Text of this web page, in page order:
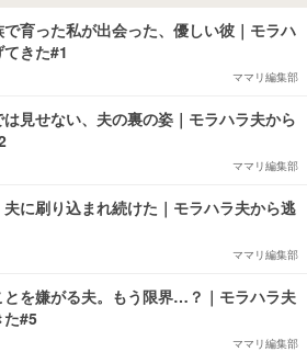
育った私が出会った、優しい彼｜モラハ
きた#1
ママリ編集部
見せない、夫の裏の姿｜モラハラ夫から
ママリ編集部
夫に刷り込まれ続けた｜モラハラ夫から逃
ママリ編集部
とを嫌がる夫。もう限界…？｜モラハラ夫
た#5
ママリ編集部